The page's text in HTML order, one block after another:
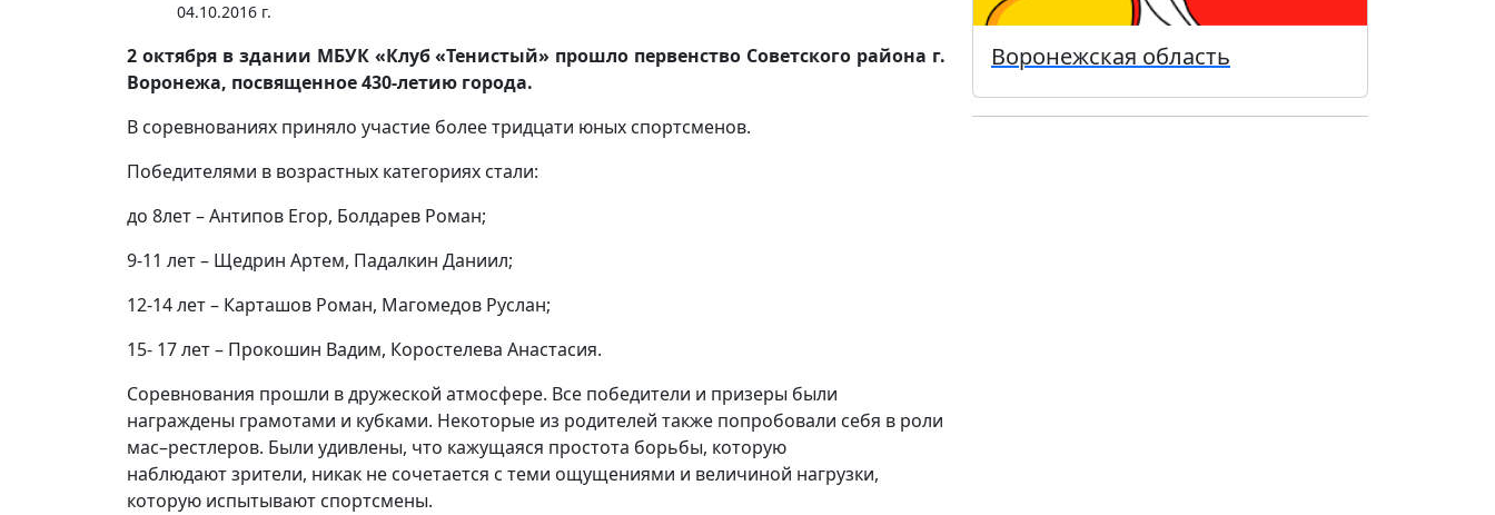
04.10.2016 г.
2 октября в здании МБУК «Клуб «Тенистый» прошло первенство Советского района г.
Воронежа, посвященное 430-летию города.
В соревнованиях приняло участие более тридцати юных спортсменов.
Победителями в возрастных категориях стали:
до 8лет – Антипов Егор, Болдарев Роман;
9-11 лет – Щедрин Артем, Падалкин Даниил;
12-14 лет – Карташов Роман, Магомедов Руслан;
15- 17 лет – Прокошин Вадим, Коростелева Анастасия.
Соревнования прошли в дружеской атмосфере. Все победители и призеры были
награждены грамотами и кубками. Некоторые из родителей также попробовали себя в роли
мас–рестлеров. Были удивлены, что кажущаяся простота борьбы, которую
наблюдают зрители, никак не сочетается с теми ощущениями и величиной нагрузки,
которую испытывают спортсмены.
Воронежская область